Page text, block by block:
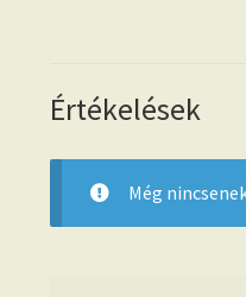
Értékelések
Még